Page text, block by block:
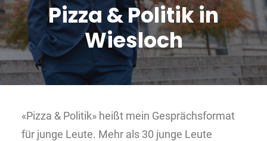
Pizza & Politik in
Wiesloch
«Pizza & Politik» heißt mein Gesprächsformat
für junge Leute. Mehr als 30 junge Leute